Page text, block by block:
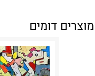
מוצרים דומים